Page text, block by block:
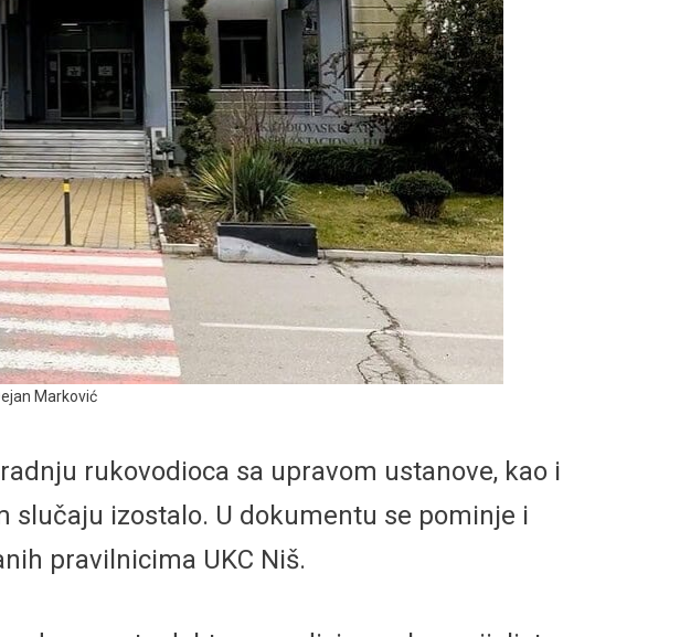
Marković
rukovodioca sa upravom ustanove, kao i
slučaju izostalo. U dokumentu se pominje i
pravilnicima UKC Niš.